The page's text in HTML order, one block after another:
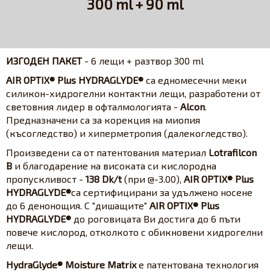
300 ml + 90 ml
ИЗГОДЕН ПАКЕТ- 6 лещи + разтвор 300 ml
AIR OPTIX® Plus HYDRAGLYDE® са едномесечни меки
силикон-хидрогелни контактни лещи, разработени от
световния лидер в офталмологията - Alcon.
Предназначени са за корекция на миопия
(късогледство) и хиперметропия (далекогледство).
Произведени са от патентования материал Lotrafilcon
B и благодарение на високата си кислородна
пропускливост - 138 Dk/t(при @-3.00), AIR OPTIX® Plus
HYDRAGLYDE®са сертифицирани за удължено носене
до 6 денонощия. С "дишащите" AIR OPTIX® Plus
HYDRAGLYDE® до роговицата Ви достига до 6 пъти
повече кислород, отколкото с обикновени хидрогелни
лещи.
HydraGlyde® Moisture Matrixе патентована технология